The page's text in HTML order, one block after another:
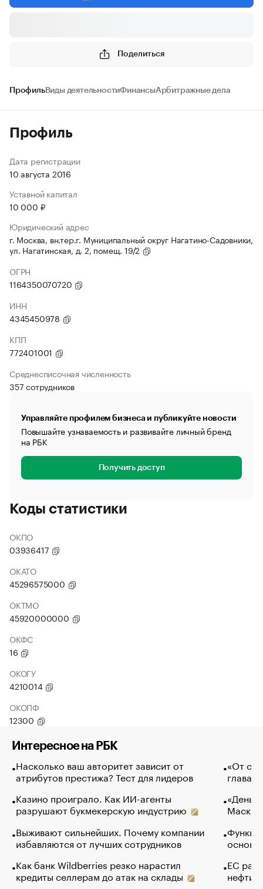
Поделиться
ПрофильВиды деятельностиФинансыАрбитражные дела
Профиль
Дата регистрации
10 августа 2016
Уставной капитал
10 000 ₽
Юридический адрес
г. Москва, вн.тер.г. Муниципальный округ Нагатино-Садовники,
ул. Нагатинская, д. 2, помещ. 19/2
ОГРН
1164350070720
ИНН
4345450978
КПП
772401001
Среднесписочная численность
357 сотрудников
Управляйте профилем бизнеса и публикуйте новости
Повышайте узнаваемость и развивайте личный бренд
на РБК
Получить доступ
Коды статистики
ОКПО
03936417
ОКАТО
45296575000
ОКТМО
45920000000
ОКФС
16
ОКОГУ
4210014
ОКОПФ
12300
Интересное на РБК
Насколько ваш авторитет зависит от
атрибутов престижа? Тест для лидеров
Казино проиграло. Как ИИ-агенты
разрушают букмекерскую индустрию
Выживают сильнейших. Почему компании
избавляются от лучших сотрудников
Как банк Wildberries резко нарастил
кредиты селлерам до атак на склады
«От
глава
Маск в
основ
ЕС
нефти